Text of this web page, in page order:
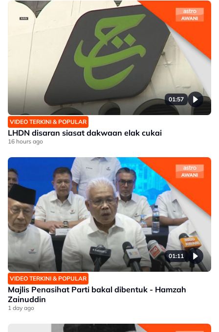
01:57
VIDEO TERKINI & POPULAR
LHDN disaran siasat dakwaan elak cukai
16 hours ago
01:11
VIDEO TERKINI & POPULAR
Majlis Penasihat Parti bakal dibentuk - Hamzah
Zainuddin
1 day ago